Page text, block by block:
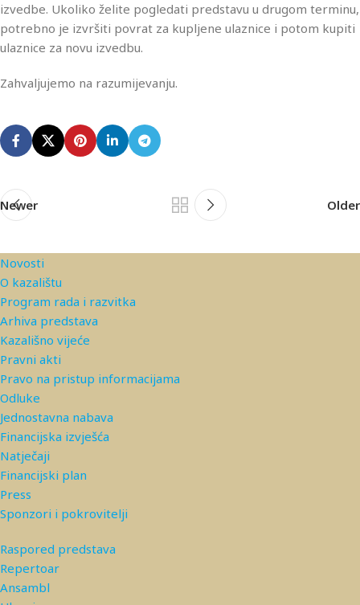
izvedbe. Ukoliko želite pogledati predstavu u drugom terminu,
potrebno je izvršiti povrat za kupljene ulaznice i potom kupiti
ulaznice za novu izvedbu.
Zahvaljujemo na razumijevanju.
Newer Older
Novosti
O kazalištu
Program rada i razvitka
Arhiva predstava
Kazališno vijeće
Pravni akti
Pravo na pristup informacijama
Odluke
Jednostavna nabava
Financijska izvješća
Natječaji
Financijski plan
Press
Sponzori i pokrovitelji
Raspored predstava
Repertoar
Ansambl